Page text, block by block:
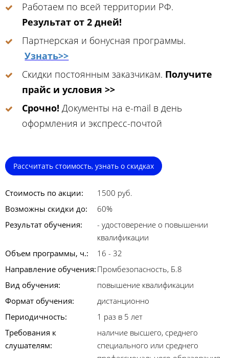
Работаем по всей территории РФ.
Результат от 2 дней!
Партнерская и бонусная программы.
Узнать>>
Скидки постоянным заказчикам. Получите
прайс и условия >>
Срочно! Документы на e-mail в день
оформления и экспресс-почтой
Рассчитать стоимость, узнать о скидках
Стоимость по акции:
1500 руб.
Возможны скидки до:
60%
Результат обучения:
- удостоверение о повышении
квалификации
Объем программы, ч.:
16 - 32
Направление обучения: Промбезопасность, Б.8
Вид обучения:
повышение квалификации
Формат обучения:
дистанционно
Периодичность:
1 раз в 5 лет
Требования к
слушателям:
наличие высшего, среднего
специального или среднего